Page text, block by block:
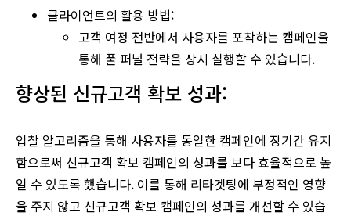
클라이언트의 활용 방법:
고객 여정 전반에서 사용자를 포착하는 캠페인을
통해 풀 퍼널 전략을 상시 실행할 수 있습니다.
향상된 신규고객 확보 성과:
입찰 알고리즘을 통해 사용자를 동일한 캠페인에 장기간 유지
함으로써 신규고객 확보 캠페인의 성과를 보다 효율적으로 높
일 수 있도록 했습니다. 이를 통해 리타겟팅에 부정적인 영향
을 주지 않고 신규고객 확보 캠페인의 성과를 개선할 수 있습